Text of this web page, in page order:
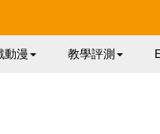
動漫 教學評測